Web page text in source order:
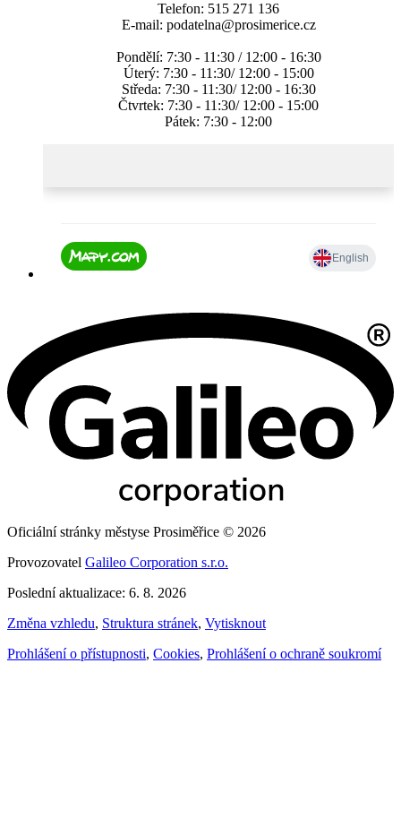
Telefon: 515 271 136
E-mail: podatelna@prosimerice.cz
Pondělí: 7:30 - 11:30 / 12:00 - 16:30
Úterý: 7:30 - 11:30/ 12:00 - 15:00
Středa: 7:30 - 11:30/ 12:00 - 16:30
Čtvrtek: 7:30 - 11:30/ 12:00 - 15:00
Pátek: 7:30 - 12:00
Oficiální stránky městyse Prosiměřice © 2026
Provozovatel Galileo Corporation s.r.o.
Poslední aktualizace: 6. 8. 2026
Změna vzhledu, Struktura stránek, Vytisknout
Prohlášení o přístupnosti, Cookies, Prohlášení o ochraně soukromí